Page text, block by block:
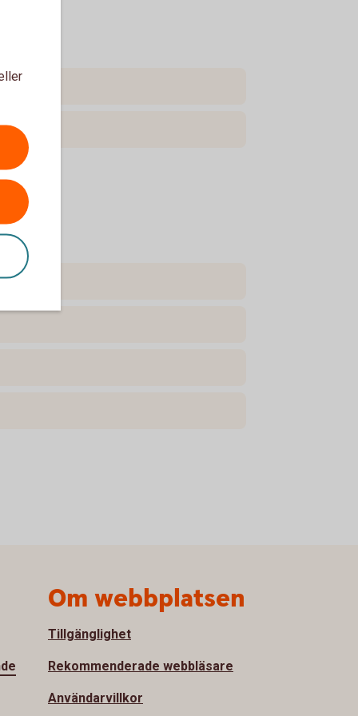
Om webbplatsen
Tillgänglighet
Rekommenderade webbläsare
Användarvillkor